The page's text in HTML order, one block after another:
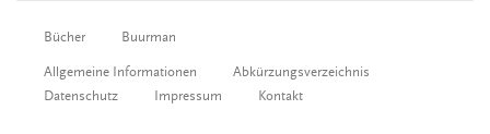
Bücher Buurman
Allgemeine Informationen
Abkürzungsverzeichnis
Datenschutz
Impressum Kontakt